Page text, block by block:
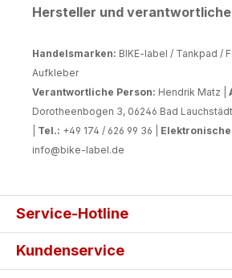
Hersteller und verantwortliche
Handelsmarken: BIKE-label / Tankpad /
Aufkleber
Verantwortliche Person: Hendrik Matz |
Dorotheenbogen 3, 06246 Bad
Tel.: +49 174 / 626 99 36 |
info@bike-label.de
Service-Hotline
Kundenservice